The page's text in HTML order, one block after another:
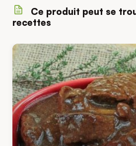
Ce produit peut se
recettes